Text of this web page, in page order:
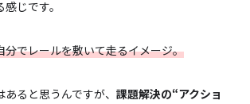
じです。
分でレールを敷いて走るイメージ。
ると思うんですが、 課題解決の“アクショ